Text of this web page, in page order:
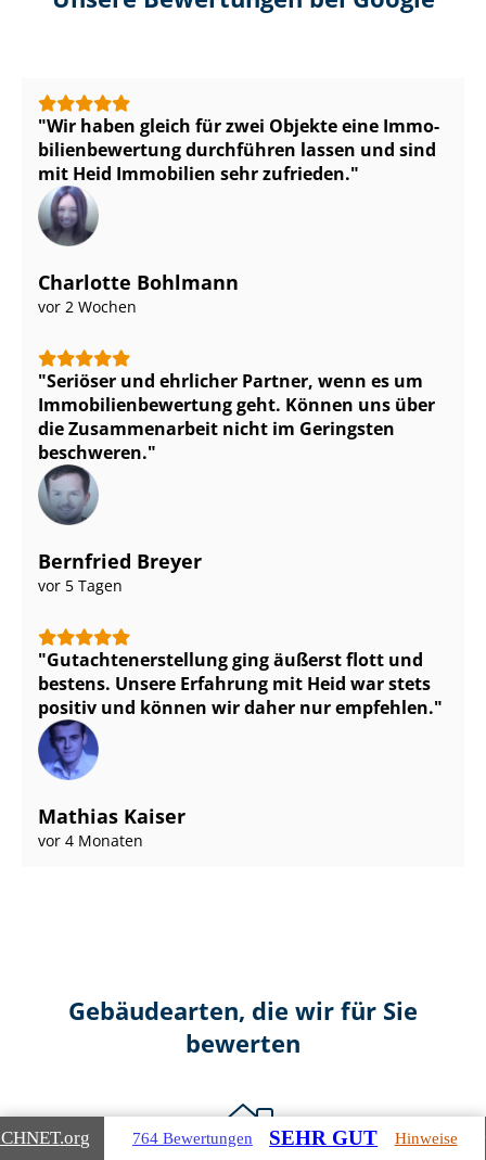
Wir haben gleich für zwei Objekte eine Im­mo­
bi­li­en­be­wer­tung durchführen lassen und sind
mit Heid Immobilien sehr zufrieden.
Charlotte Bohlmann
vor 2 Wochen
Seriöser und ehrlicher Partner, wenn es um
Im­mo­bi­li­en­be­wer­tung geht. Können uns über
die Zusammenarbeit nicht im Geringsten
beschweren.
Bernfried Breyer
vor 5 Tagen
Gut­ach­ten­er­stel­lung ging äußerst flott und
bestens. Unsere Erfahrung mit Heid war stets
positiv und können wir daher nur empfehlen.
Mathias Kaiser
vor 4 Monaten
Gebäudearten, die wir für Sie
bewerten
.org 764 Bewertungen SEHR GUT Hinweise